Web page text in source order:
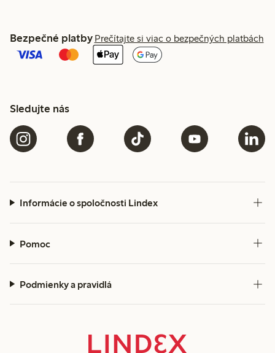
Bezpečné platby Prečítajte si viac o bezpečných platbách
Sledujte nás
Informácie o spoločnosti Lindex
Pomoc
Podmienky a pravidlá